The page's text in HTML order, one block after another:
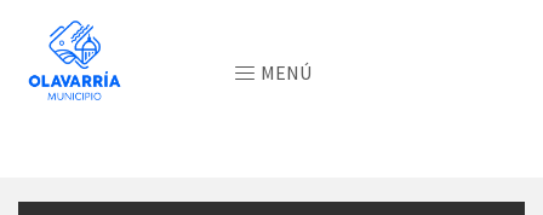
MENÚ